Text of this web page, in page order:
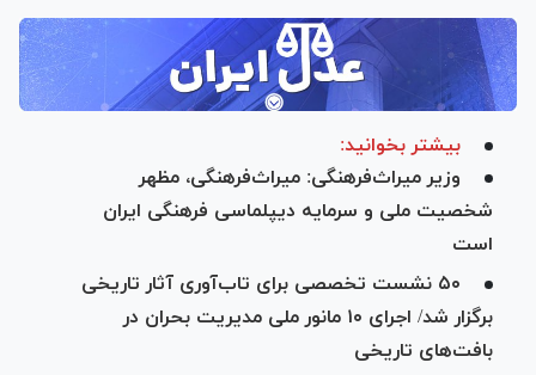
بیشتر بخوانید:
وزیر میراث‌فرهنگی: میراث‌فرهنگی، مظهر
شخصیت ملی و سرمایه دیپلماسی فرهنگی ایران
است
۵۰ نشست تخصصی برای تاب‌آوری آثار تاریخی
برگزار شد/ اجرای ۱۰ مانور ملی مدیریت بحران در
بافت‌های تاریخی